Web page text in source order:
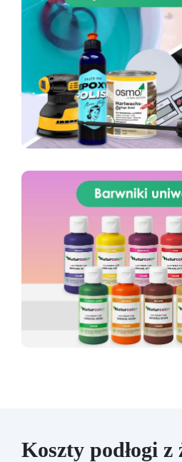
Koszty podłogi